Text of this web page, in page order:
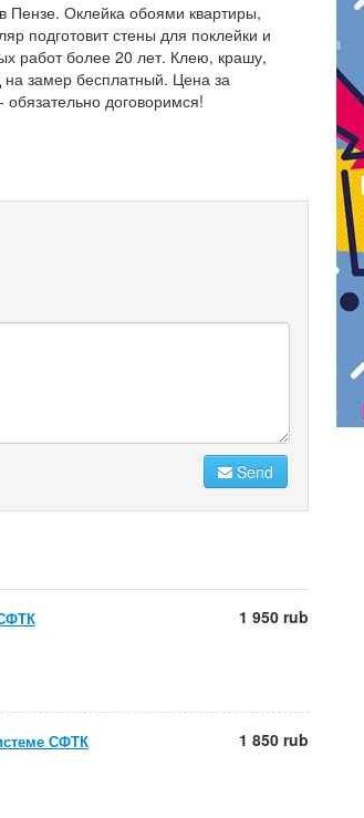
Пензе. Оклейка обоями квартиры,
подготовит стены для поклейки и
работ более 20 лет. Клею, крашу,
замер бесплатный. Цена за
договоримся!
Send
1 950 rub
СФТК 1 850 rub